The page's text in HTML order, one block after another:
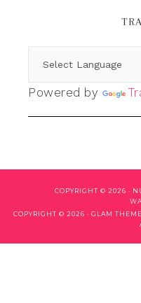
Powered by
COPYRIGHT © 2026 ·
COPYRIGHT © 2026 · GLAM THEME